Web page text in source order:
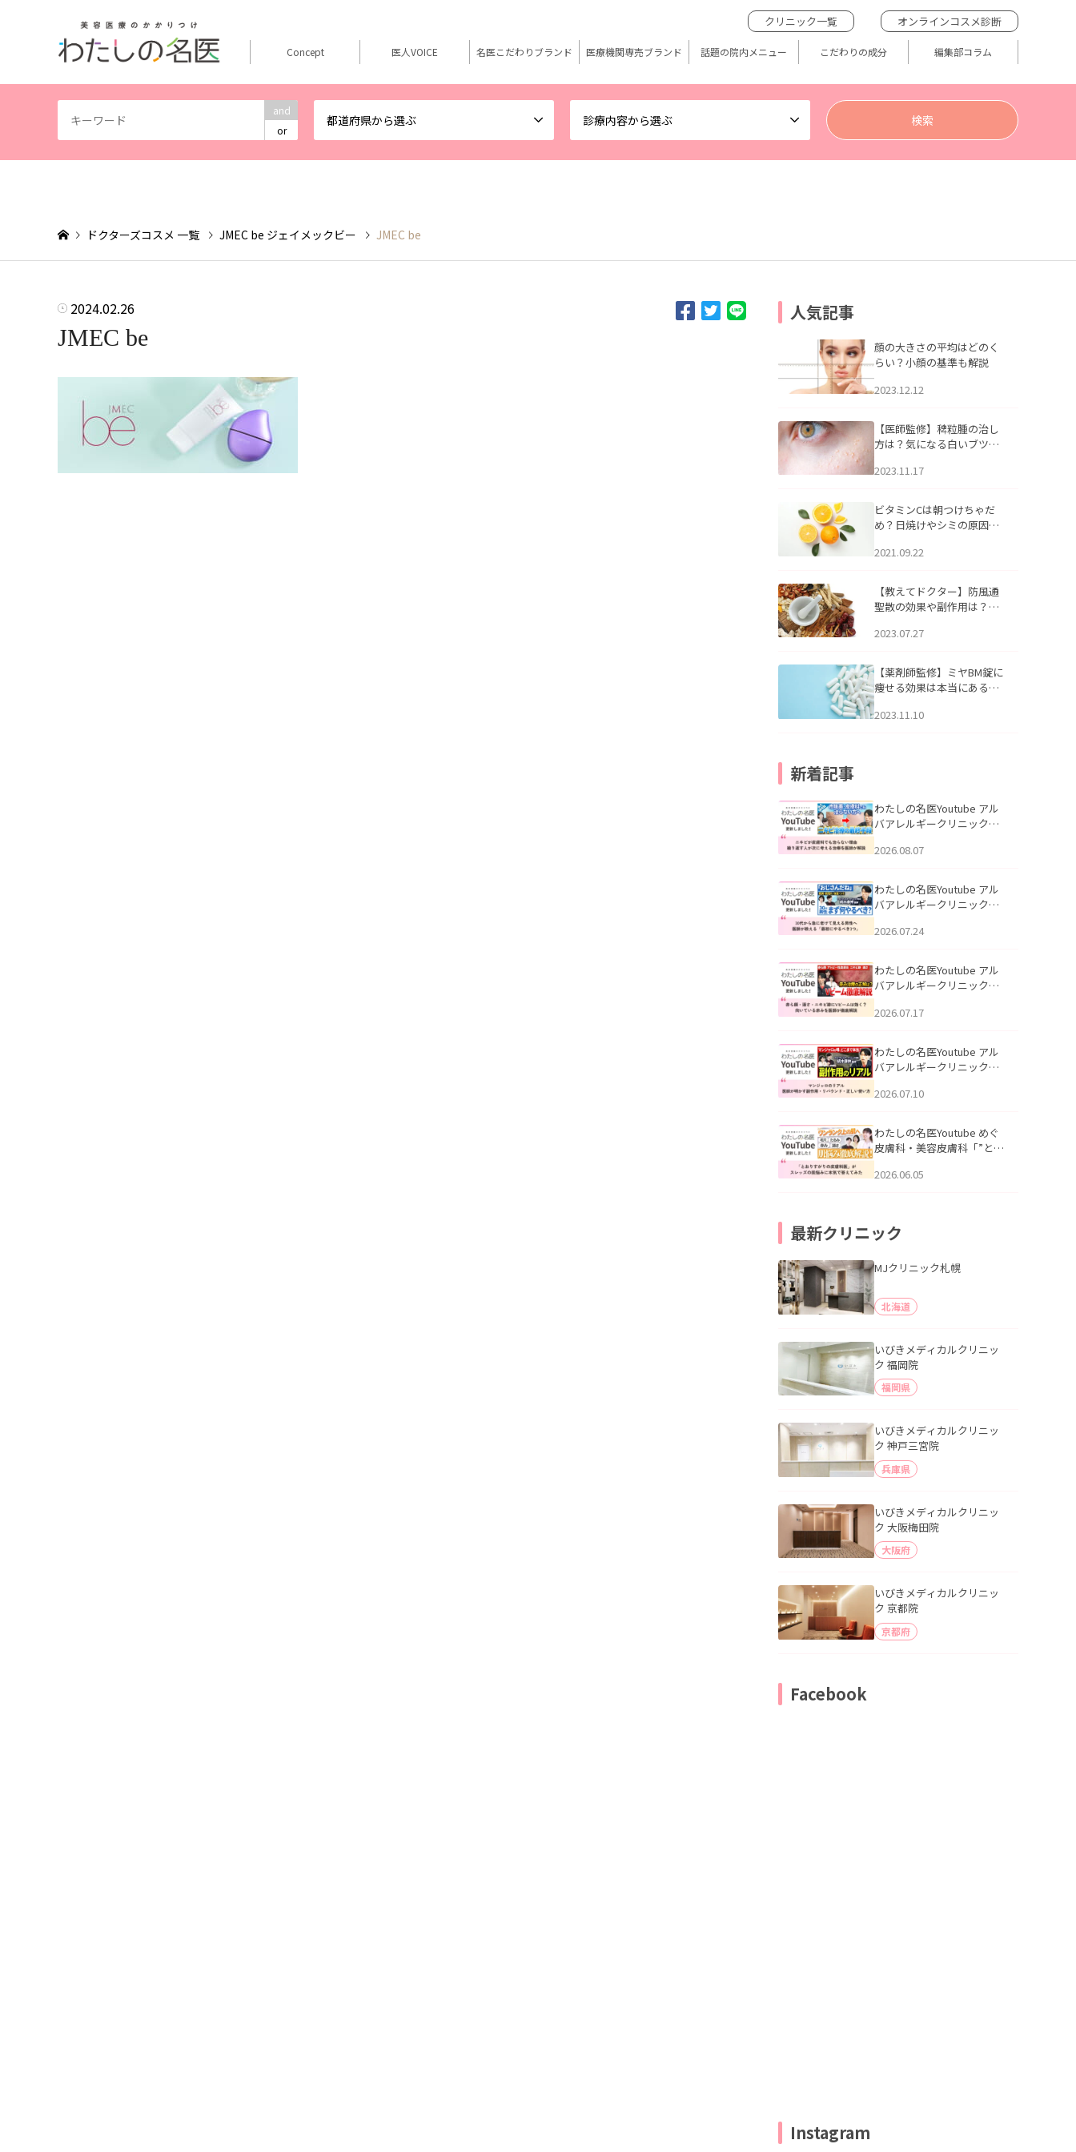
and
or
都道府県から選ぶ 診療内容から選ぶ
クリニック一覧 オンラインコスメ診断
Concept 医人VOICE 名医こだわりブランド 医療機関専売ブランド 話題の院内メニュー こだわりの成分 編集部コラム
ドクターズコスメ 一覧 JMEC be ジェイメックビー JMEC be
2024.02.26
JMEC be
人気記事
顔の大きさの平均はどのく
らい？小顔の基準も解説
2023.12.12
【医師監修】稗粒腫の治し
方は？気になる白いブツブ
アについて
2023.11.17
ビタミンCは朝つけちゃだ
め？日焼けやシミの原因に
2021.09.22
【教えてドクター】防風通
聖散の効果や副作用は？長
2023.07.27
【薬剤師監修】ミヤBM錠に
痩せる効果は本当にある
2023.11.10
新着記事
わたしの名医Youtube アル
バアレルギークリニック札
らない理由｜繰り返す人が
説」を公開いたしました。
2026.08.07
わたしの名医Youtube アル
バアレルギークリニック札
える男性へ｜医師が教える
公開いたしました。
2026.07.24
わたしの名医Youtube アル
バアレルギークリニック札
跡にVビームは効く？向いて
説」を公開いたしました。
2026.07.17
わたしの名医Youtube アル
バアレルギークリニック札
医師が明かす副作用・リバ
公開いたしました。
2026.07.10
わたしの名医Youtube めぐ
皮膚科・美容皮膚科「”とお
ッズの肌悩みに本気で答え
2026.06.05
最新クリニック
MJクリニック札幌
北海道
いびきメディカルクリニッ
ク 福岡院
福岡県
いびきメディカルクリニッ
ク 神戸三宮院
兵庫県
いびきメディカルクリニッ
ク 大阪梅田院
大阪府
いびきメディカルクリニッ
ク 京都院
京都府
Facebook
Instagram